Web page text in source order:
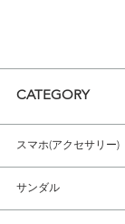
CATEGORY
スマホ(アクセサリー)
サンダル